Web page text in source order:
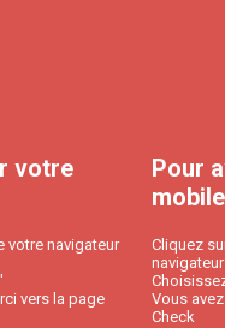
votre
votre navigateur
vers la page
Pour
Cliquez
Vous
Check